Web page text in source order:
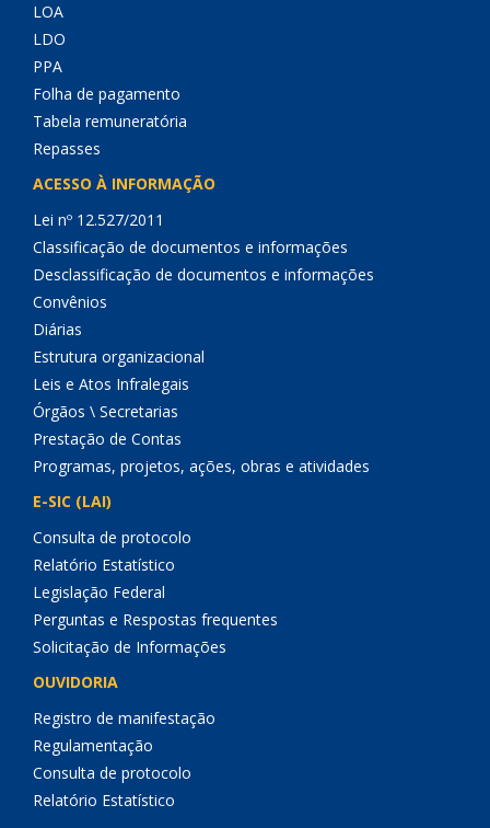
LOA
LDO
PPA
Folha de pagamento
Tabela remuneratória
Repasses
ACESSO À INFORMAÇÃO
Lei nº 12.527/2011
Classificação de documentos e informações
Desclassificação de documentos e informações
Convênios
Diárias
Estrutura organizacional
Leis e Atos Infralegais
Órgãos \ Secretarias
Prestação de Contas
Programas, projetos, ações, obras e atividades
E-SIC (LAI)
Consulta de protocolo
Relatório Estatístico
Legislação Federal
Perguntas e Respostas frequentes
Solicitação de Informações
OUVIDORIA
Registro de manifestação
Regulamentação
Consulta de protocolo
Relatório Estatístico